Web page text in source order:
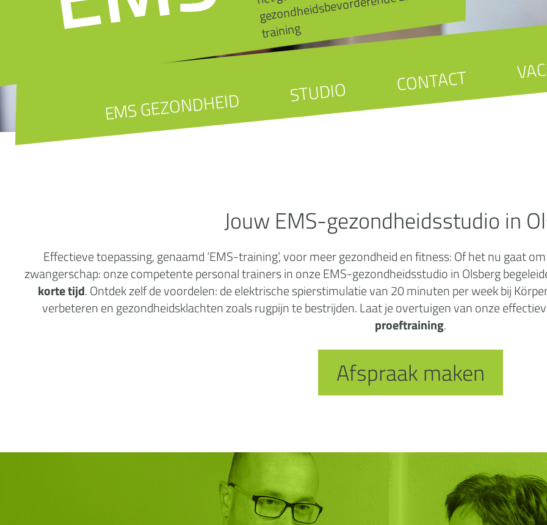
training
EMS GEZONDHEID STUDIO CONTACT
Jouw EMS-gezondheidsstudio in
Effectieve toepassing, genaamd ‘EMS-training’, voor meer gezondheid en fitness: Of het nu gaat
zwangerschap: onze competente personal trainers in onze EMS-gezondheidsstudio in Olsberg
korte tijd. Ontdek zelf de voordelen: de elektrische spierstimulatie van 20 minuten per week bij
verbeteren en gezondheidsklachten zoals rugpijn te bestrijden. Laat je overtuigen van onze
proeftraining.
Afspraak maken